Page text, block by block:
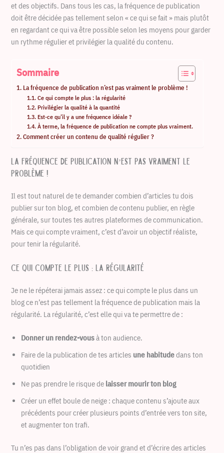
et des objectifs. Dans tous les cas, la fréquence de publication
doit être décidée pas tellement selon « ce qui se fait » mais plutôt
en regardant ce qui va être possible selon les moyens pour garder
un rythme régulier et privilégier la qualité du contenu.
Sommaire
La fréquence de publication n’est pas vraiment le problème !
Ce qui compte le plus : la régularité
Privilégier la qualité à la quantité
Est-ce qu’il y a une fréquence idéale ?
À terme, la fréquence de publication ne compte plus vraiment.
Comment créer un contenu de qualité régulier ?
La fréquence de publication n’est pas vraiment le
problème !
Il est tout naturel de te demander combien d’articles tu dois
publier sur ton blog, et combien de contenu publier, en règle
générale, sur toutes tes autres plateformes de communication.
Mais ce qui compte vraiment, c’est d’avoir un objectif réaliste,
pour tenir la régularité.
Ce qui compte le plus : la régularité
Je ne le répéterai jamais assez : ce qui compte le plus dans un
blog ce n’est pas tellement la fréquence de publication mais la
régularité. La régularité, c’est elle qui va te permettre de :
Donner un rendez-vousà ton audience.
Faire de la publication de tes articles une habitudedans ton
quotidien
Ne pas prendre le risque de laisser mourir ton blog
Créer un effet boule de neige : chaque contenu s’ajoute aux
précédents pour créer plusieurs points d’entrée vers ton site,
et augmenter ton trafi.
Tu n’es pas dans l’obligation de voir grand et d’écrire des articles